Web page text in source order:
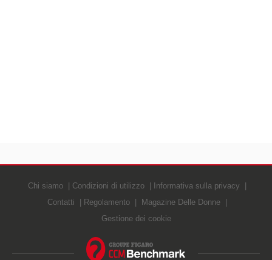
Chi siamo Condizioni di utilizzo
Informativa sulla privacy
Contatti
Regolamento
Magazine Delle Donne
Gestione dei cookie